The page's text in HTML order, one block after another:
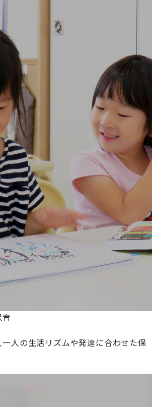
人の生活リズムや発達に合わせた保